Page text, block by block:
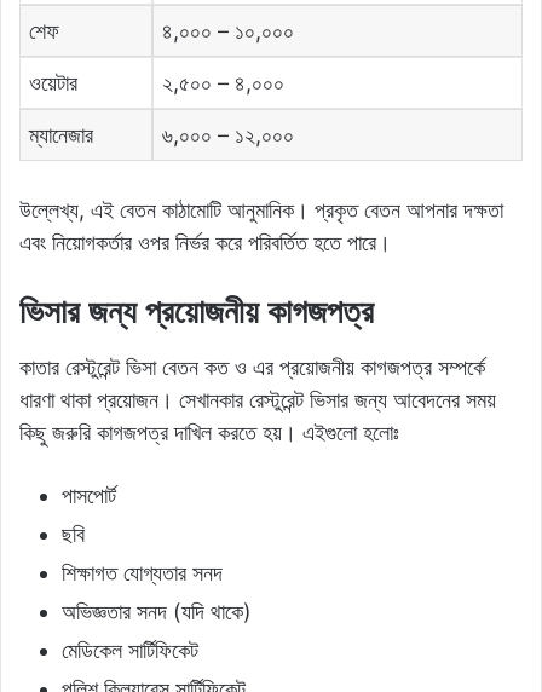
শেফ ৪,০০০ – ১০,০০০
ওয়েটার ২,৫০০ – ৪,০০০
ম্যানেজার ৬,০০০ – ১২,০০০
উল্লেখ্য, এই বেতন কাঠামোটি আনুমানিক। প্রকৃত বেতন আপনার দক্ষতা
এবং নিয়োগকর্তার ওপর নির্ভর করে পরিবর্তিত হতে পারে।
ভিসার জন্য প্রয়োজনীয় কাগজপত্র
কাতার রেস্টুরেন্ট ভিসা বেতন কত ও এর প্রয়োজনীয় কাগজপত্র সম্পর্কে
ধারণা থাকা প্রয়োজন। সেখানকার রেস্টুরেন্ট ভিসার জন্য আবেদনের সময়
কিছু জরুরি কাগজপত্র দাখিল করতে হয়। এইগুলো হলোঃ
পাসপোর্ট
ছবি
শিক্ষাগত যোগ্যতার সনদ
অভিজ্ঞতার সনদ (যদি থাকে)
মেডিকেল সার্টিফিকেট